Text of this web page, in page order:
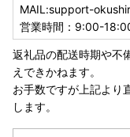
MAIL:support-
営業時間：9:00-
返礼品の配送時期や不
えできかねます。
お手数ですが上記より
します。